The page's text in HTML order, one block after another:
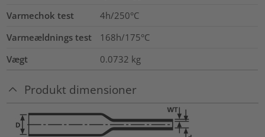
Varmechok test
4h/250°C
Varmeældnings test
168h/175°C
Vægt
0.0732 kg
Produkt dimensioner